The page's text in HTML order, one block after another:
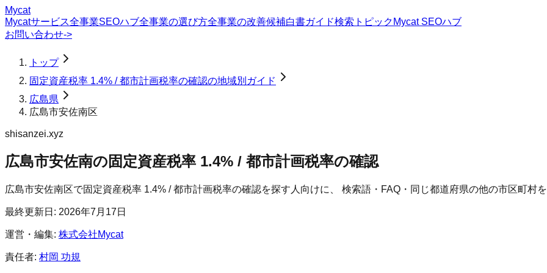
Mycat
Mycatサービス全事業SEOハブ全事業の選び方全事業の改善候補白書ガイド検索トピック Mycat SEOハブ
お問い合わせ->
トップ
固定資産税率 1.4% / 都市計画税率の確認の地域別ガイド
広島県
広島市安佐南区
shisanzei.xyz
広島市安佐南の固定資産税率 1.4% / 都市計画税率の確認
広島市安佐南区で固定資産税率 1.4% / 都市計画税率の確認を探す人向けに、 検索語・FAQ・同じ都道府県の他の市区町村
最終更新日: 2026年7月17日
運営・編集: 株式会社Mycat
責任者: 村岡 功規